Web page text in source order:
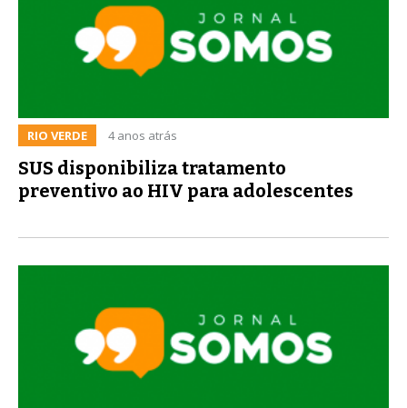
RIO VERDE 4 anos atrás
SUS disponibiliza tratamento
preventivo ao HIV para adolescentes